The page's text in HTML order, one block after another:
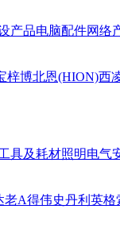
产品电脑配件网络
梓博北恩(HION)西
具及耗材照明电气
老A得伟史丹利 英格